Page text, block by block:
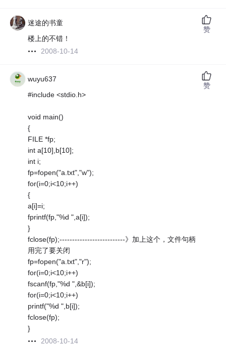
迷途的书童
楼上的不错！
2008-10-14
赞
wuyu637
#include <stdio.h>
void main()
{
FILE *fp;
int a[10],b[10];
int i;
fp=fopen("a.txt","w");
for(i=0;i<10;i++)
{
a[i]=i;
fprintf(fp,"%d ",a[i]);
}
fclose(fp);--------------------------》加上这个，文件句柄
用完了要关闭
fp=fopen("a.txt","r");
for(i=0;i<10;i++)
fscanf(fp,"%d ",&b[i]);
for(i=0;i<10;i++)
printf("%d ",b[i]);
fclose(fp);
}
2008-10-14
赞